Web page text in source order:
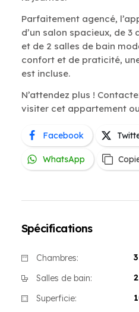
Parfaitement agencé,
d’un salon spacieux, de
et de 2 salles de bain
confort et de praticité,
est incluse.
N’attendez plus !
visiter cet appartement
Facebook
WhatsApp
Spécifications
Chambres:
3
Salles de bain:
2
Superficie: